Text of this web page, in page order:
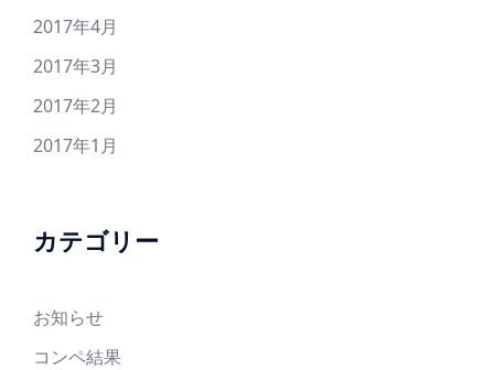
2017年4月
2017年3月
2017年2月
2017年1月
カテゴリー
お知らせ
コンペ結果